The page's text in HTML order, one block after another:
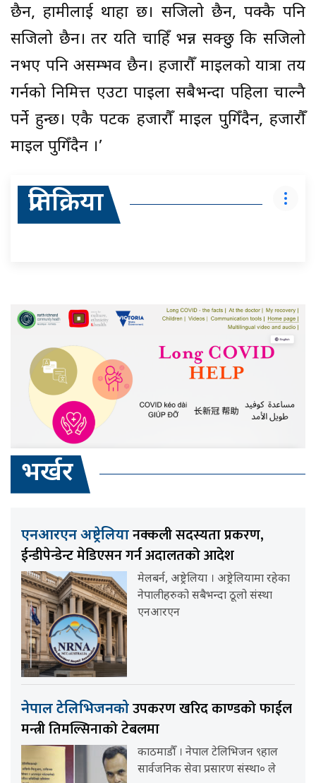
छैन, हामीलाई थाहा छ। सजिलो छैन, पक्कै पनि
सजिलो छैन। तर यति चाहिँ भन्न सक्छु कि सजिलो
नभए पनि असम्भव छैन। हजारौँ माइलको यात्रा तय
गर्नको निमित्त एउटा पाइला सबैभन्दा पहिला चाल्नै
पर्ने हुन्छ। एकै पटक हजारौँ माइल पुगिँदैन, हजारौँ
माइल पुगिँदैन ।’
प्रतिक्रिया
भर्खर
एनआरएन अष्ट्रेलियानक्कली सदस्यता प्रकरण,
ईन्डीपेन्डेन्ट मेडिएसन गर्न अदालतको आदेश
मेलबर्न, अष्ट्रेलिया । अष्ट्रेलियामा रहेका
नेपालीहरुको सबैभन्दा ठूलो संस्था
एनआरएन
नेपाल टेलिभिजनकोउपकरण खरिद काण्डको फाईल
मन्त्री तिमल्सिनाको टेबलमा
काठमाडौँ । नेपाल टेलिभिजन ९हाल
सार्वजनिक सेवा प्रसारण संस्था० ले